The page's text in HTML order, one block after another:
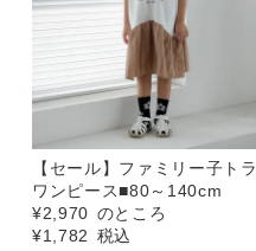
【セール】ファミリー子トラ
ワンピース■80～140cm
¥2,970 のところ
¥1,782 税込